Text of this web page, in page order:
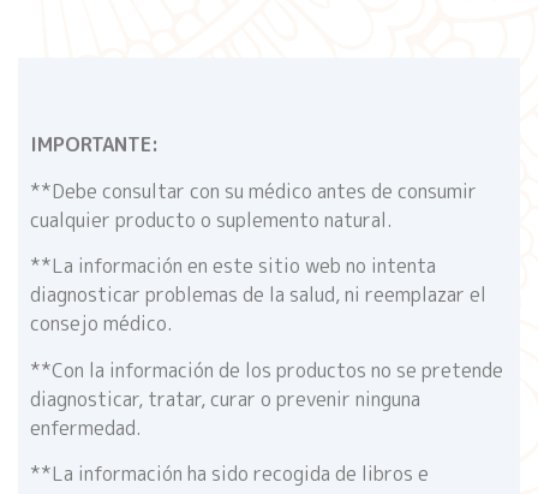
IMPORTANTE:
**Debe consultar con su médico antes de consumir
cualquier producto o suplemento natural.
**La información en este sitio web no intenta
diagnosticar problemas de la salud, ni reemplazar el
consejo médico.
**Con la información de los productos no se pretende
diagnosticar, tratar, curar o prevenir ninguna
enfermedad.
**La información ha sido recogida de libros e